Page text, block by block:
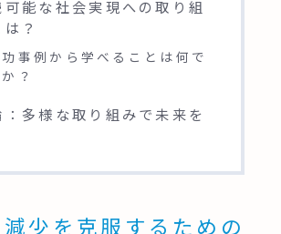
可能な社会実現への取り組
？
事例から学べることは何で
？
：多様な取り組みで未来を
少を克服するための